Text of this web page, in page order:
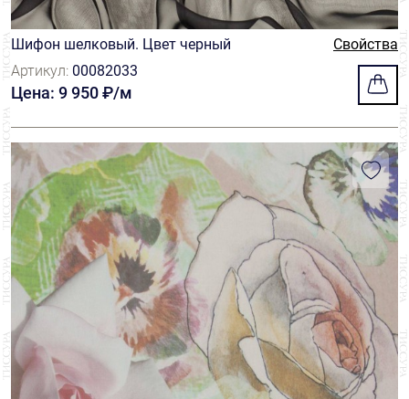
Шифон шелковый. Цвет черный
Свойства
Артикул: 00082033
Цена: 9 950 ₽/м